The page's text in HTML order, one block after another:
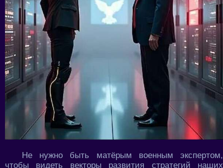
Не нужно быть матёрым военным экспертом,
чтобы видеть векторы развития стратегий наших